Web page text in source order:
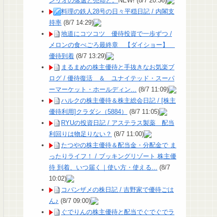
料理の鉄人28号の日々平穏日記 / 内閣支
持率 (8/7 14:29)
地道にコツコツ 優待投資で一歩ずつ /
メロンの食べごろ最終章 【ダイショー】
優待到着 (8/7 13:29)
まるまめの株主優待と手抜きなお気楽ブ
ログ / 優待復活 ＆ ユナイテッド・スーパ
ーマーケット・ホールディン...
(8/7 11:09)
ハルクの株主優待＆株主総会日記 / [株主
優待利用]クラダシ（5884）
(8/7 11:05)
RYUの投資日記 / アステラス製薬 配当
利回りは物足りない？ (8/7 11:00)
たつやの株主優待＆配当金・分配金で ま
ったりライフ！ / ブッキングリゾート 株主優
待 到着、いつ届く｜使い方・使える...
(8/7
10:02)
コバンザメの株日記 / 吉野家で優待ごは
ん♪ (8/7 09:00)
ぐでりんの株主優待と配当でぐでぐでラ